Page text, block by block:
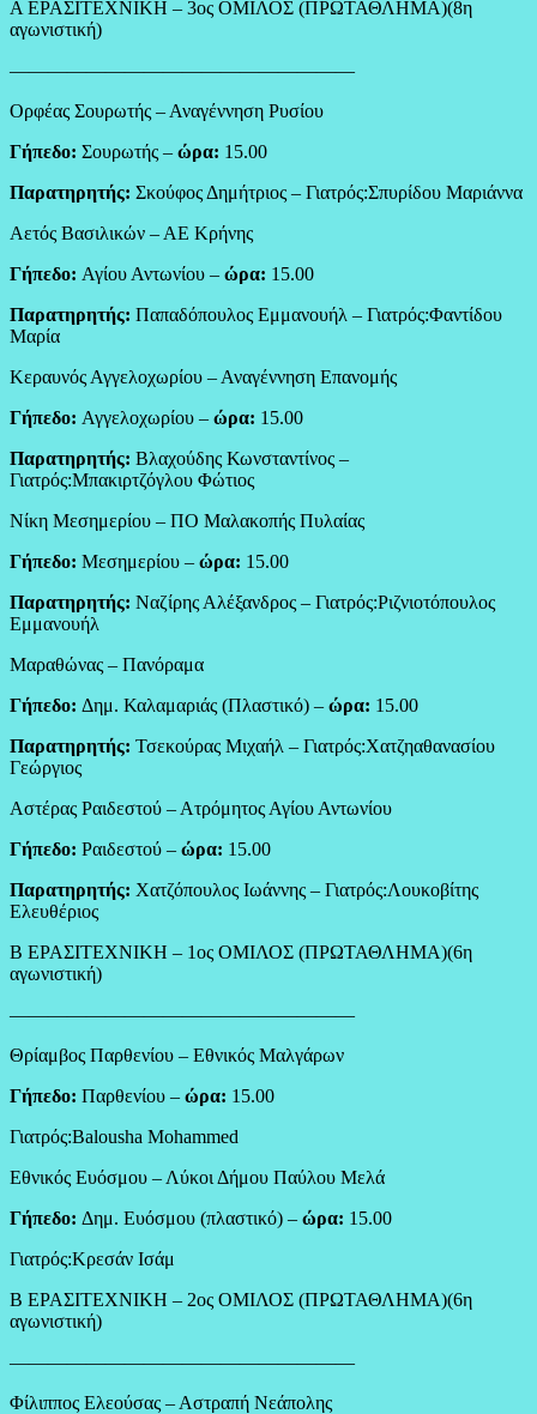
Α ΕΡΑΣΙΤΕΧΝΙΚΗ – 3ος ΟΜΙΛΟΣ (ΠΡΩΤΑΘΛΗΜΑ)(8η
αγωνιστική)
——————————————————
Ορφέας Σουρωτής – Αναγέννηση Ρυσίου
Γήπεδο: Σουρωτής – ώρα: 15.00
Παρατηρητής: Σκούφος Δημήτριος – Γιατρός:Σπυρίδου Μαριάννα
Αετός Βασιλικών – ΑΕ Κρήνης
Γήπεδο: Αγίου Αντωνίου – ώρα: 15.00
Παρατηρητής: Παπαδόπουλος Εμμανουήλ – Γιατρός:Φαντίδου
Μαρία
Κεραυνός Αγγελοχωρίου – Αναγέννηση Επανομής
Γήπεδο: Αγγελοχωρίου – ώρα: 15.00
Παρατηρητής: Βλαχούδης Κωνσταντίνος –
Γιατρός:Μπακιρτζόγλου Φώτιος
Νίκη Μεσημερίου – ΠΟ Μαλακοπής Πυλαίας
Γήπεδο: Μεσημερίου – ώρα: 15.00
Παρατηρητής: Ναζίρης Αλέξανδρος – Γιατρός:Ριζνιοτόπουλος
Εμμανουήλ
Μαραθώνας – Πανόραμα
Γήπεδο: Δημ. Καλαμαριάς (Πλαστικό) – ώρα: 15.00
Παρατηρητής: Τσεκούρας Μιχαήλ – Γιατρός:Χατζηαθανασίου
Γεώργιος
Αστέρας Ραιδεστού – Ατρόμητος Αγίου Αντωνίου
Γήπεδο: Ραιδεστού – ώρα: 15.00
Παρατηρητής: Χατζόπουλος Ιωάννης – Γιατρός:Λουκοβίτης
Ελευθέριος
Β ΕΡΑΣΙΤΕΧΝΙΚΗ – 1ος ΟΜΙΛΟΣ (ΠΡΩΤΑΘΛΗΜΑ)(6η
αγωνιστική)
——————————————————
Θρίαμβος Παρθενίου – Εθνικός Μαλγάρων
Γήπεδο: Παρθενίου – ώρα: 15.00
Γιατρός:Balousha Mohammed
Εθνικός Ευόσμου – Λύκοι Δήμου Παύλου Μελά
Γήπεδο: Δημ. Ευόσμου (πλαστικό) – ώρα: 15.00
Γιατρός:Κρεσάν Ισάμ
Β ΕΡΑΣΙΤΕΧΝΙΚΗ – 2ος ΟΜΙΛΟΣ (ΠΡΩΤΑΘΛΗΜΑ)(6η
αγωνιστική)
——————————————————
Φίλιππος Ελεούσας – Αστραπή Νεάπολης